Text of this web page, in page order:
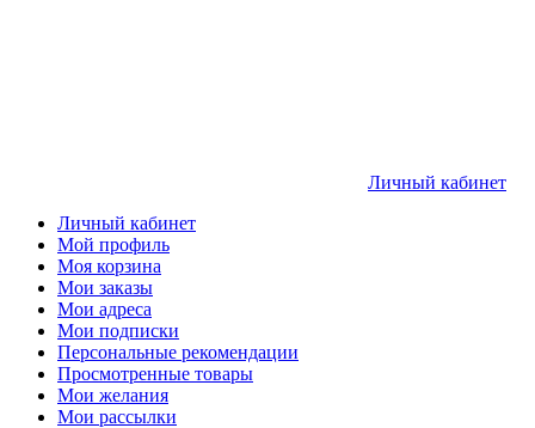
Личный кабинет
Личный кабинет
Мой профиль
Моя корзина
Мои заказы
Мои адреса
Мои подписки
Персональные рекомендации
Просмотренные товары
Мои желания
Мои рассылки